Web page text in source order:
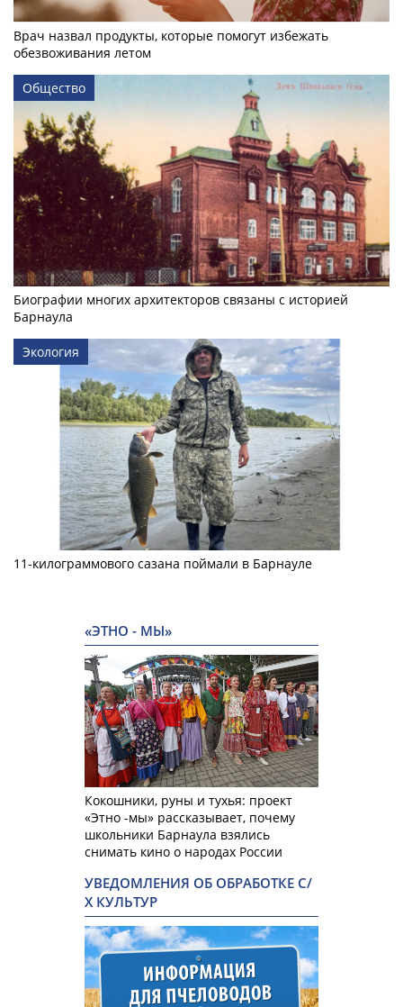
Врач назвал продукты, которые помогут избежать
обезвоживания летом
Общество
Биографии многих архитекторов связаны с историей
Барнаула
Экология
11-килограммового сазана поймали в Барнауле
«ЭТНО - МЫ»
Кокошники, руны и тухья: проект
«Этно -мы» рассказывает, почему
школьники Барнаула взялись
снимать кино о народах России
УВЕДОМЛЕНИЯ ОБ ОБРАБОТКЕ С/
Х КУЛЬТУР